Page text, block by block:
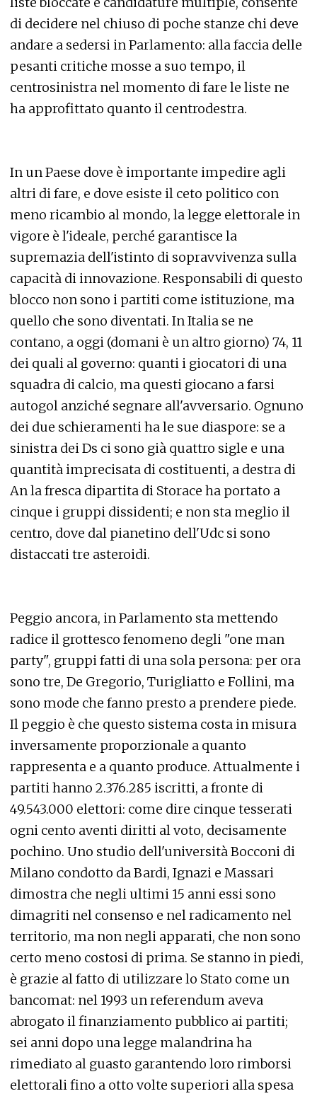
di decidere nel chiuso di poche stanze chi deve
andare a sedersi in Parlamento: alla faccia delle
pesanti critiche mosse a suo tempo, il
centrosinistra nel momento di fare le liste ne
ha approfittato quanto il centrodestra.
In un Paese dove è importante impedire agli
altri di fare, e dove esiste il ceto politico con
meno ricambio al mondo, la legge elettorale in
vigore è l'ideale, perché garantisce la
supremazia dell'istinto di sopravvivenza sulla
capacità di innovazione. Responsabili di questo
blocco non sono i partiti come istituzione, ma
quello che sono diventati. In Italia se ne
contano, a oggi (domani è un altro giorno) 74, 11
dei quali al governo: quanti i giocatori di una
squadra di calcio, ma questi giocano a farsi
autogol anziché segnare all'avversario. Ognuno
dei due schieramenti ha le sue diaspore: se a
sinistra dei Ds ci sono già quattro sigle e una
quantità imprecisata di costituenti, a destra di
An la fresca dipartita di Storace ha portato a
cinque i gruppi dissidenti; e non sta meglio il
centro, dove dal pianetino dell'Udc si sono
distaccati tre asteroidi.
Peggio ancora, in Parlamento sta mettendo
radice il grottesco fenomeno degli "one man
party", gruppi fatti di una sola persona: per ora
sono tre, De Gregorio, Turigliatto e Follini, ma
sono mode che fanno presto a prendere piede.
Il peggio è che questo sistema costa in misura
inversamente proporzionale a quanto
rappresenta e a quanto produce. Attualmente i
partiti hanno 2.376.285 iscritti, a fronte di
49.543.000 elettori: come dire cinque tesserati
ogni cento aventi diritti al voto, decisamente
pochino. Uno studio dell'università Bocconi di
Milano condotto da Bardi, Ignazi e Massari
dimostra che negli ultimi 15 anni essi sono
dimagriti nel consenso e nel radicamento nel
territorio, ma non negli apparati, che non sono
certo meno costosi di prima. Se stanno in piedi,
è grazie al fatto di utilizzare lo Stato come un
bancomat: nel 1993 un referendum aveva
abrogato il finanziamento pubblico ai partiti;
sei anni dopo una legge malandrina ha
rimediato al guasto garantendo loro rimborsi
elettorali fino a otto volte superiori alla spesa